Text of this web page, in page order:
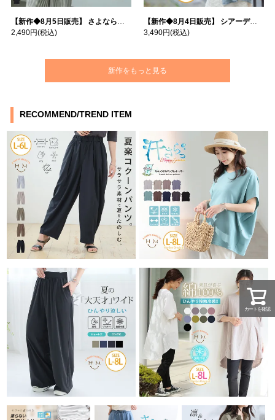
【新作◆8月5日販売】 さよなら猛暑 涼しさを着る 遮熱 接触冷感 吸水・速乾 五分袖 コンフォートメッシュ 配色レイヤード 風ゆる Tシャツ | 大きいサイズの通販ならハッピーマリリン
2,490円(税込)
【新作◆8月4日販売】 シアーデニムで お洒落に肌隠し | 大きいサイズの通販ならハッピーマリリン
3,490円(税込)
新作をもっと見る
RECOMMEND/TREND ITEM
カートを確認